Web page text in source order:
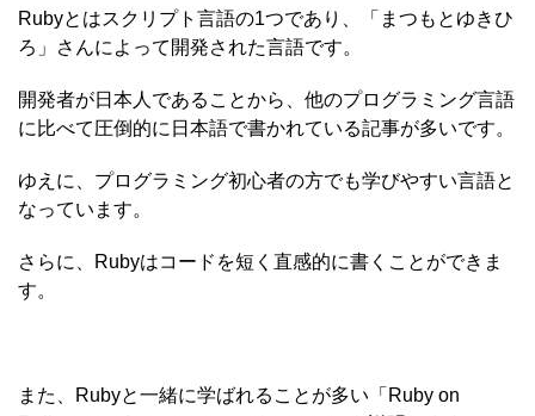
Rubyとはスクリプト言語の1つであり、「まつもとゆきひ
ろ」さんによって開発された言語です。
開発者が日本人であることから、他のプログラミング言語
に比べて圧倒的に日本語で書かれている記事が多いです。
ゆえに、プログラミング初心者の方でも学びやすい言語と
なっています。
さらに、Rubyはコードを短く直感的に書くことができま
す。
また、Rubyと一緒に学ばれることが多い「Ruby on